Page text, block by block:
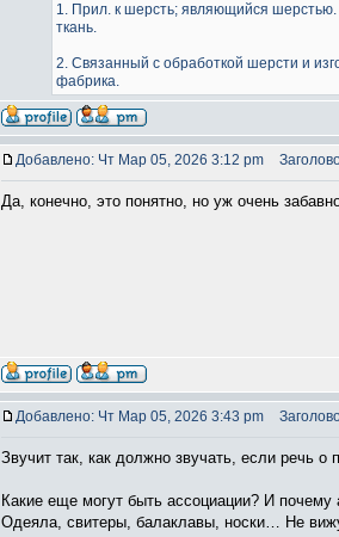
1. Прил. к шерсть; являющийся
ткань.
2. Связанный с обработкой шерсти и
фабрика.
Добавлено: Чт Мар 05, 2026 3:12 pm
Да, конечно, это понятно, но уж очень
Добавлено: Чт Мар 05, 2026 3:43 pm
Звучит так, как должно звучать, если речь
Какие еще могут быть ассоциации? И почему
Одеяла, свитеры, балаклавы, носки… Не